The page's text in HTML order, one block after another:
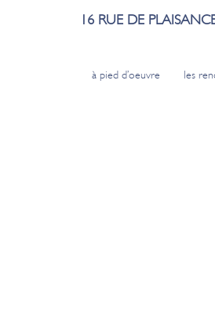
16 RUE DE
à pied d’oeuvre les